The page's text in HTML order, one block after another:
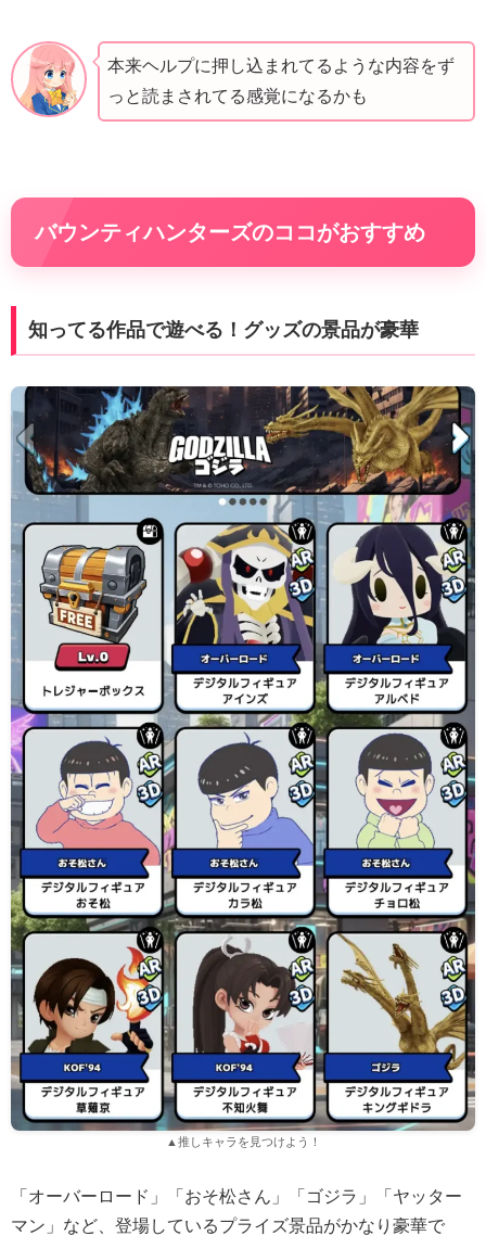
本来ヘルプに押し込まれてるような内容をず
っと読まされてる感覚になるかも
バウンティハンターズのココがおすすめ
知ってる作品で遊べる！グッズの景品が豪華
▲推しキャラを見つけよう！
「オーバーロード」「おそ松さん」「ゴジラ」「ヤッター
マン」など、登場しているプライズ景品がかなり豪華で